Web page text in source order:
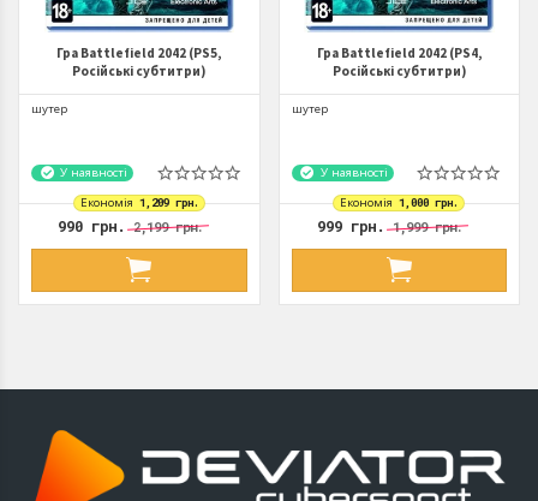
Гра Battlefield 2042 (PS5,
Російські субтитри)
шутер
У наявності
Економія 1,209 грн.
990 грн.2,199 грн.
Гра Battlefield 2042 (PS4,
Російські субтитри)
шутер
У наявності
Економія 1,000 грн.
999 грн.1,999 грн.